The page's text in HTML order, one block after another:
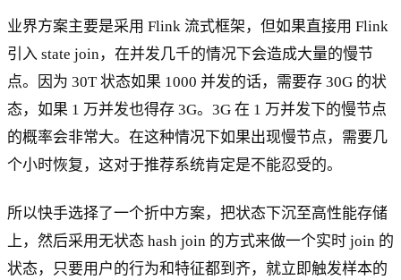
业界方案主要是采用 Flink 流式框架，但如果直接用 Flink
引入 state join，在并发几千的情况下会造成大量的慢节
点。因为 30T 状态如果 1000 并发的话，需要存 30G 的状
态，如果 1 万并发也得存 3G。3G 在 1 万并发下的慢节点
的概率会非常大。在这种情况下如果出现慢节点，需要几
个小时恢复，这对于推荐系统肯定是不能忍受的。
所以快手选择了一个折中方案，把状态下沉至高性能存储
上，然后采用无状态 hash join 的方式来做一个实时 join 的
状态，只要用户的行为和特征都到齐，就立即触发样本的